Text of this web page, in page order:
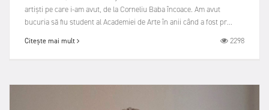
artiști pe care i-am avut, de la Corneliu Baba încoace. Am avut
bucuria să fiu student al Academiei de Arte în anii când a fost pr...
Citește mai mult 2298